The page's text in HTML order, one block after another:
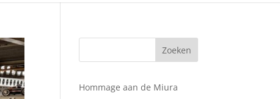
Hommage aan de Miura